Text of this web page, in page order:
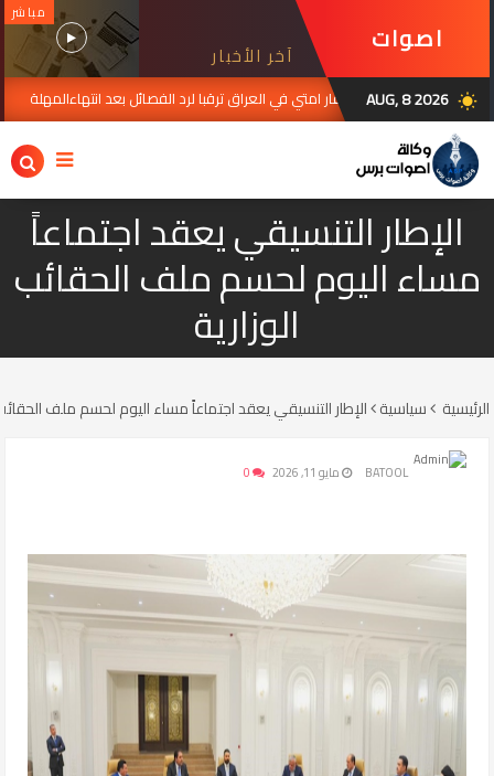
اصوات
برس
آخر الأخبار
مباشر
wb_sunny
AUG, 8 2026AUG استنفار امتي في العراق ترقبا لرد الفصائل بعد انتهاءالمهلة 2026
الإطار التنسيقي يعقد اجتماعاً
مساء اليوم لحسم ملف الحقائب
الوزارية
الرئيسية سياسية الإطار التنسيقي يعقد اجتماعاً مساء اليوم لحسم ملف الحقائب
BATOOL مايو 11, 2026